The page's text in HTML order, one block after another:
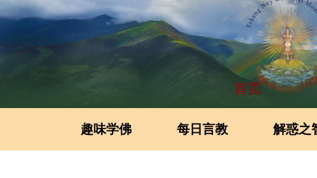
首页
趣味学佛 每日言教 解惑之